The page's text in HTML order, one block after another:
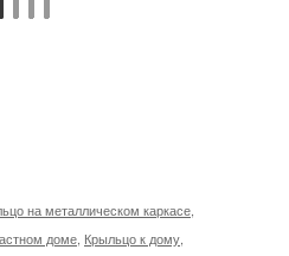
на металлическом каркасе,
доме, Крыльцо к дому,